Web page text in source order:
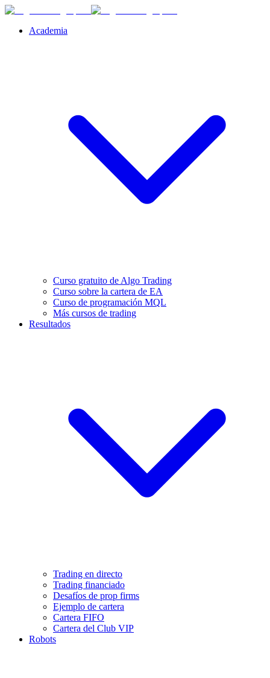
Academia
Curso gratuito de Algo Trading
Curso sobre la cartera de EA
Curso de programación MQL
Más cursos de trading
Resultados
Trading en directo
Trading financiado
Desafíos de prop firms
Ejemplo de cartera
Cartera FIFO
Cartera del Club VIP
Robots